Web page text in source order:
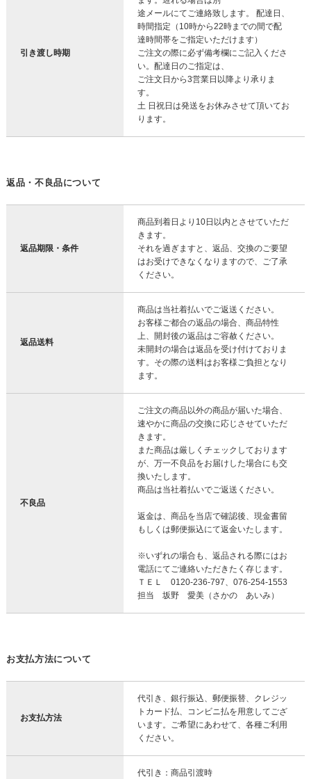
引き渡し時期
途メールにてご連絡致します。 配達日、
時間指定（10時から22時までの間で配
達時間帯をご指定いただけます）
ご注文の際に必ず備考欄にご記入くださ
い。配達日のご指定は、
ご注文日から3営業日以降より承りま
す。
土 日祝日は発送をお休みさせて頂いてお
ります。
返品・不良品について
返品期限・条件
商品到着日より10日以内とさせていただ
きます。
それを過ぎますと、返品、交換のご要望
はお受けできなくなりますので、ご了承
ください。
返品送料
商品は当社着払いでご返送ください。
お客様ご都合の返品の場合、商品特性
上、開封後の返品はご容赦ください。
未開封の場合は返品を受け付けておりま
す。その際の送料はお客様ご負担となり
ます。
不良品
ご注文の商品以外の商品が届いた場合、
速やかに商品の交換に応じさせていただ
きます。
また商品は厳しくチェックしております
が、万一不良品をお届けした場合にも交
換いたします。
商品は当社着払いでご返送ください。
返金は、商品を当店で確認後、現金書留
もしくは郵便振込にて返金いたします。
※いずれの場合も、返品される際にはお
電話にてご連絡いただきたく存じます。
ＴＥＬ 0120-236-797、076-254-1553
担当 坂野 愛美（さかの あいみ）
お支払方法について
お支払方法
代引き、銀行振込、郵便振替、クレジッ
トカード払、コンビニ払を用意してござ
います。ご希望にあわせて、各種ご利用
ください。
代引き：商品引渡時